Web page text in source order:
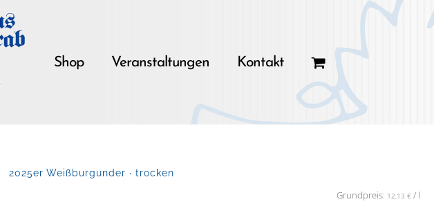
Shop Veranstaltungen Kontakt
2025er Weißburgunder · trocken
Grundpreis: 12,13 €/ l